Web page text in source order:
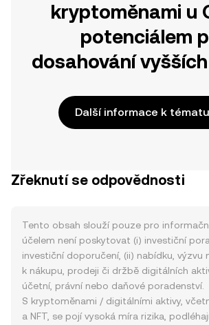
kryptoměnami u
potenciálem
dosahování
Další informace k tématu
Zřeknutí se odpovědnosti
Tento obsah slouží pouze pro
účelem není poskytovat (i) investiční
investiční doporučení, (ii) nabídku, výzvu
k nákupu, prodeji či držbě digitálních
účetní, právní nebo daňové poradenství.
S kryptoměnami / digitálními aktivy,
a NFT, se pojí vysoká míra rizika,